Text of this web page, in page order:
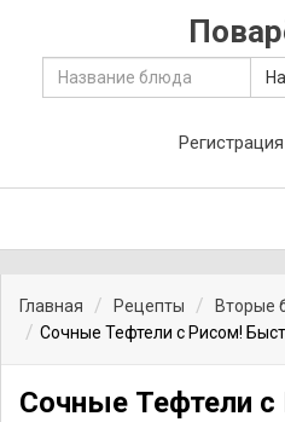
Регистрация
Главная Рецепты
Вторые
Сочные Тефтели с Рисом!
Сочные Тефтели